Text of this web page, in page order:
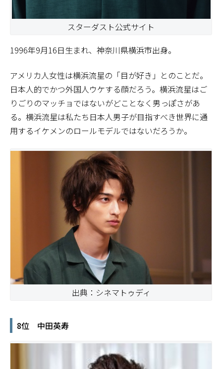
スターダスト公式サイト
1996年9月16日生まれ、神奈川県横浜市出身。
アメリカ人女性は横浜流星の「目が好き」とのことだ。
日本人的でかつ外国人ウケする顔だろう。横浜流星はご
りごりのマッチョではないがどことなく男っぽさがあ
る。横浜流星は私たち日本人男子が目指すべき世界に通
用するイケメンのロールモデルではないだろうか。
出典：シネマトゥディ
8位 中田英寿